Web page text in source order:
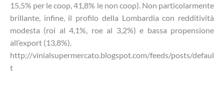
15,5% per le coop, 41,8% le non coop). Non particolarmente
brillante, infine, il profilo della Lombardia con redditività
modesta (roi al 4,1%, roe al 3,2%) e bassa propensione
all’export (13,8%).
http://vinialsupermercato.blogspot.com/feeds/posts/defaul
t